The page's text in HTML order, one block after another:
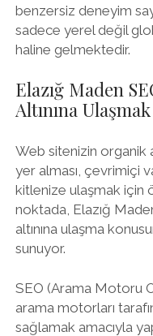
benzersiz deneyim
sadece yerel değil
haline gelmektedir.
Elazığ Maden
Altınına
Web sitenizin organik
yer alması, çevrimiçi
kitlenize ulaşmak için
noktada, Elazığ
altınına ulaşma
sunuyor.
SEO (Arama Motoru
arama motorları
sağlamak amacıyla